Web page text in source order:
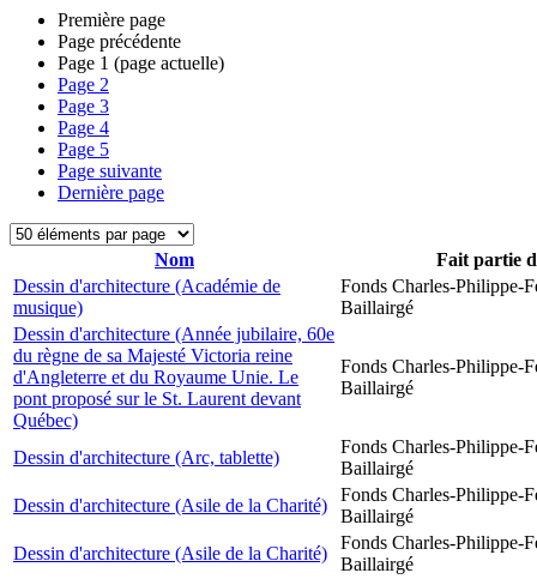
Première page
Page précédente
Page 1 (page actuelle)
Page 2
Page 3
Page 4
Page 5
Page suivante
Dernière page
Nom
Fait partie
Dessin d'architecture (Académie de
musique)
Fonds Charles-Philippe-
Baillairgé
Dessin d'architecture (Année jubilaire, 60e
du règne de sa Majesté Victoria reine
d'Angleterre et du Royaume Unie. Le
pont proposé sur le St. Laurent devant
Québec)
Fonds Charles-Philippe-
Baillairgé
Dessin d'architecture (Arc, tablette)
Fonds Charles-Philippe-
Baillairgé
Dessin d'architecture (Asile de la Charité)
Fonds Charles-Philippe-
Baillairgé
Dessin d'architecture (Asile de la Charité)
Fonds Charles-Philippe-
Baillairgé